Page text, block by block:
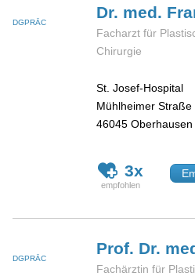
DGPRÄC
Dr. med.
Facharzt für
Chirurgie
St. Josef-Hospital
Mühlheimer Straße
46045 Oberhausen
3x
DGPRÄC
Prof. Dr.
Fachärztin für